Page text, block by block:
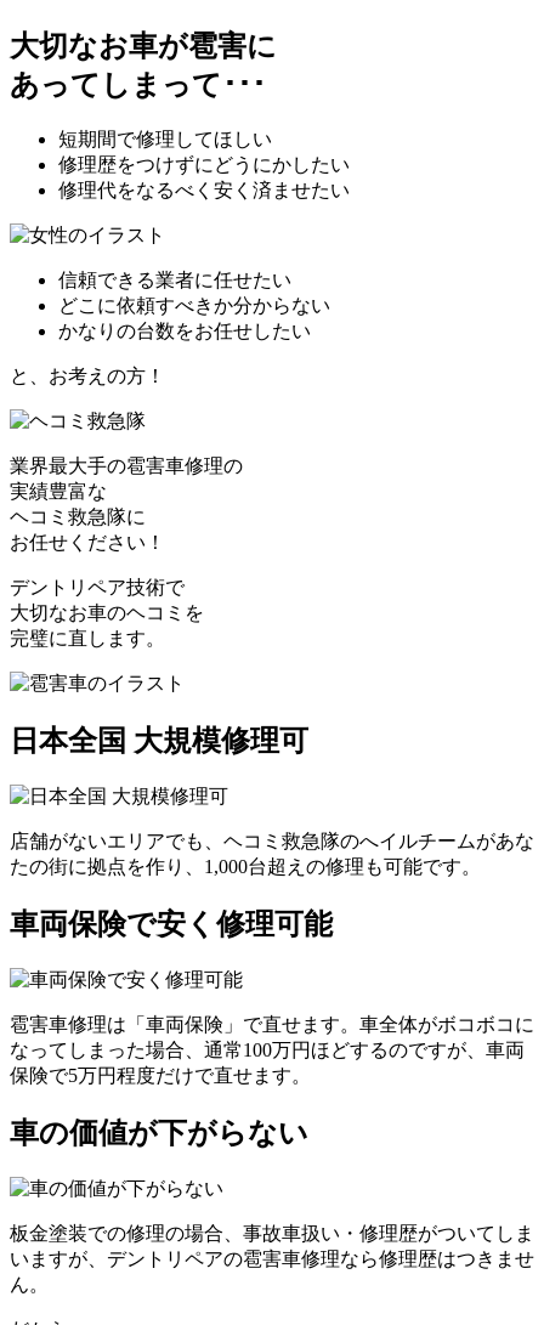
大切なお車が雹害に
あってしまって･･･
短期間で修理してほしい
修理歴をつけずにどうにかしたい
修理代をなるべく安く済ませたい
信頼できる業者に任せたい
どこに依頼すべきか分からない
かなりの台数をお任せしたい
と、お考えの方！
業界最大手の雹害車修理の
実績豊富な
ヘコミ救急隊に
お任せください！
デントリペア技術で
大切なお車のヘコミを
完璧に直します。
日本全国 大規模修理可
店舗がないエリアでも、ヘコミ救急隊のへイルチームがあな
たの街に拠点を作り、1,000台超えの修理も可能です。
車両保険で安く修理可能
雹害車修理は「車両保険」で直せます。車全体がボコボコに
なってしまった場合、通常100万円ほどするのですが、車両
保険で5万円程度だけで直せます。
車の価値が下がらない
板金塗装での修理の場合、事故車扱い・修理歴がついてしま
いますが、デントリペアの雹害車修理なら修理歴はつきませ
ん。